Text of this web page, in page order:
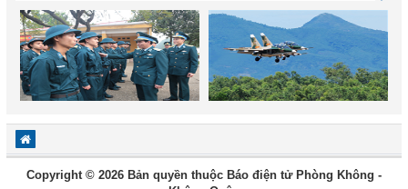
Copyright © 2026 Bản quyền thuộc Báo điện tử Phòng Không -